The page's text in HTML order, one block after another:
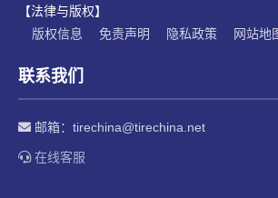
【法律与版权】
版权信息
免责声明 隐私政策 网站地
联系我们
邮箱： tirechina@tirechina.net
在线客服